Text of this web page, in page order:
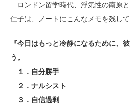
ロンドン留学時代、浮気性の南原
仁子は、ノートにこんなメモを残して
『今日はもっと冷静になるために、
う。
１．自分勝手
２．ナルシスト
３．自信過剰